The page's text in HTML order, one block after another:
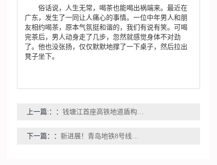
俗话说，人生无常，喝茶也能喝出祸端来。最近在
广东，发生了一同让人痛心的事情。一位中年男人和朋
友相约喝茶，原本气氛挺和谐的，我们有说有笑。可喝
完茶后，男人动身走了几步，忽然就感觉身体不对劲
了。他也没张扬，仅仅默默地撑了一下桌子，然后拉出
凳子坐下。
上一篇:： 钱塘江首座高铁地道盾构机顺畅发动
下一篇： 新进展！青岛地铁8号线支线最长盾构区间双线顺畅贯穿